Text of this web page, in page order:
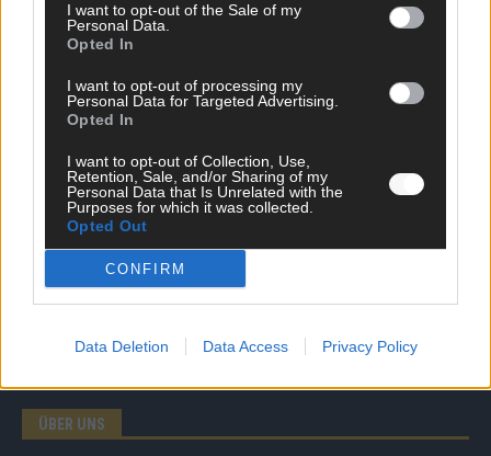
I want to opt-out of the Sale of my
Personal Data.
Opted In
I want to opt-out of processing my
Personal Data for Targeted Advertising.
Opted In
I want to opt-out of Collection, Use,
Retention, Sale, and/or Sharing of my
Personal Data that Is Unrelated with the
Purposes for which it was collected.
Opted Out
CONFIRM
Data Deletion Data Access Privacy Policy
Nachrichten
Ratgeber
Wissen
Streams & Storys
Eurovision
FLASH – DAS VIDEOPORTAL
ÜBER UNS